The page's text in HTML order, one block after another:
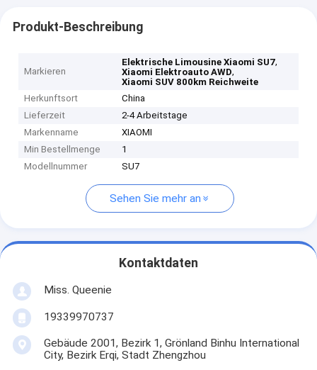
Produkt-Beschreibung
Markieren
Elektrische Limousine Xiaomi SU7,
Xiaomi Elektroauto AWD,
Xiaomi SUV 800km Reichweite
Herkunftsort
China
Lieferzeit
2-4 Arbeitstage
Markenname
XIAOMI
Min Bestellmenge
1
Modellnummer
SU7
Sehen Sie mehr an
Kontaktdaten
Miss. Queenie
19339970737
Gebäude 2001, Bezirk 1, Grönland Binhu International
City, Bezirk Erqi, Stadt Zhengzhou